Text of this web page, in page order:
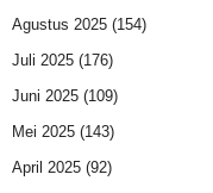
Agustus 2025 (154)
Juli 2025 (176)
Juni 2025 (109)
Mei 2025 (143)
April 2025 (92)